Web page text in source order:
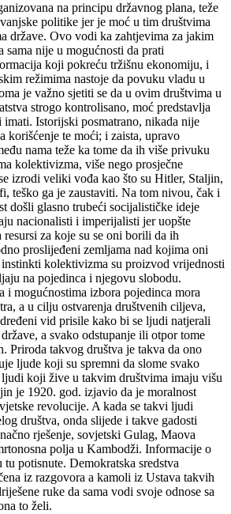
na principu državnog plana, teže
politike jer je moć u tim društvima
države. Ovo vodi ka zahtjevima za jakim
sama nije u mogućnosti da prati
koji pokreću tržišnu ekonomiju, i
režimima nastoje da povuku vladu u
je važno sjetiti se da u ovim društvima u
strogo kontrolisano, moć predstavlja
Istorijski posmatrano, nikada nije
korišćenje te moći; i zaista, upravo
nama teže ka tome da ih više privuku
kolektivizma, više nego prosječne
izrodi veliki vođa kao što su Hitler, Staljin,
teško ga je zaustaviti. Na tom nivou, čak i
došli glasno trubeći socijalističke ideje
nacionalisti i imperijalisti jer uopšte
za koje su se oni borili da ih
proslijeđeni zemljama nad kojima oni
kolektivizma su proizvod vrijednosti
na pojedinca i njegovu slobodu.
i mogućnostima izbora pojedinca mora
a u cilju ostvarenja društvenih ciljeva,
vid prisile kako bi se ljudi natjerali
a svako odstupanje ili otpor tome
Priroda takvog društva je takva da ono
ljude koji su spremni da slome svako
koji žive u takvim društvima imaju višu
je 1920. god. izjavio da je moralnost
revolucije. A kada se takvi ljudi
društva, onda slijede i takve gadosti
rješenje, sovjetski Gulag, Maova
polja u Kambodži. Informacije o
potisnute. Demokratska sredstva
iz razgovora a kamoli iz Ustava takvih
ruke da sama vodi svoje odnose sa
to želi.